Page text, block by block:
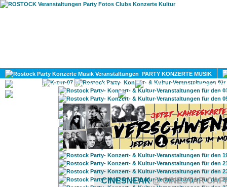
PARTY KONZERTE MUSIK
KULTUR
GAY
CINESNEAK@ CINESTAR